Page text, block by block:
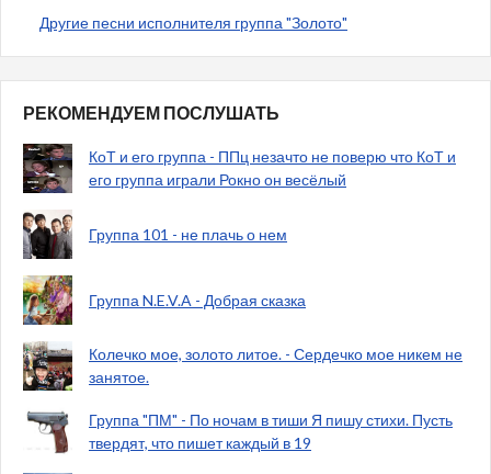
Другие песни исполнителя группа "Золото"
РЕКОМЕНДУЕМ ПОСЛУШАТЬ
КоТ и его группа - ППц незачто не поверю что КоТ и
его группа играли Рокно он весёлый
Группа 101 - не плачь о нем
Группа N.E.V.A - Добрая сказка
Колечко мое, золото литое. - Сердечко мое никем не
занятое.
Группа "ПМ" - По ночам в тиши Я пишу стихи. Пусть
твердят, что пишет каждый в 19